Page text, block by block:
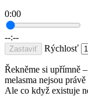
0:00
--:--
Zastaviť Rýchlosť
Řekněme si upřímně
melasma nejsou
Ale co když existuje